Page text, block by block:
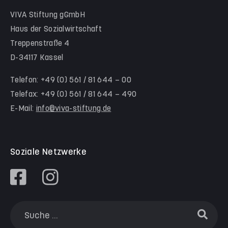
Team Werra-Meißner-Kreis
Waldorfkindergarten Goetheanlage
Familienzentren
Familienzentrum Nordstadt
Familienzentrum Himmelsstürmer
Präventionsangebote an Kitas und Schulen
VIVA Stiftung gGmbH
Haus der Sozialwirtschaft
Treppenstraße 4
D-34117 Kassel
Telefon: +49 (0) 561 / 81 644 – 00
Telefax: +49 (0) 561 / 81 644 – 490
E-Mail: info@viva-stiftung.de
Soziale Netzwerke